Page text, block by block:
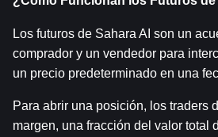
Los futuros de Sahara AI son un
comprador y un vendedor para
un precio predeterminado en una
Para abrir una posición, los traders
margen, una fracción del valor total